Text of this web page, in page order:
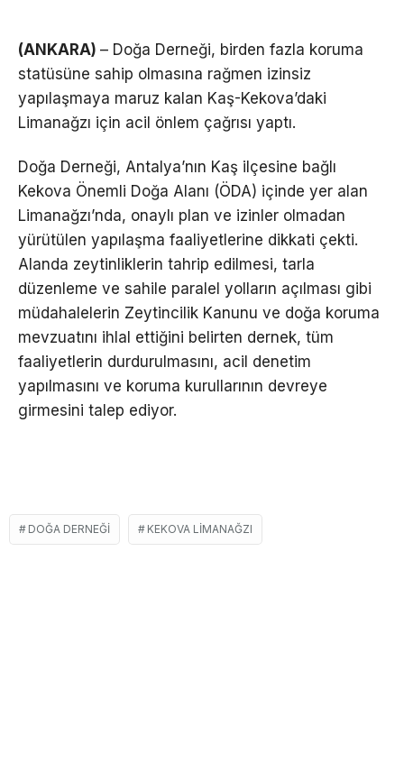
(ANKARA) – Doğa Derneği, birden fazla koruma
statüsüne sahip olmasına rağmen izinsiz
yapılaşmaya maruz kalan Kaş-Kekova’daki
Limanağzı için acil önlem çağrısı yaptı.
Doğa Derneği, Antalya’nın Kaş ilçesine bağlı
Kekova Önemli Doğa Alanı (ÖDA) içinde yer alan
Limanağzı’nda, onaylı plan ve izinler olmadan
yürütülen yapılaşma faaliyetlerine dikkati çekti.
Alanda zeytinliklerin tahrip edilmesi, tarla
düzenleme ve sahile paralel yolların açılması gibi
müdahalelerin Zeytincilik Kanunu ve doğa koruma
mevzuatını ihlal ettiğini belirten dernek, tüm
faaliyetlerin durdurulmasını, acil denetim
yapılmasını ve koruma kurullarının devreye
girmesini talep ediyor.
DOĞA DERNEĞI KEKOVA LIMANAĞZI